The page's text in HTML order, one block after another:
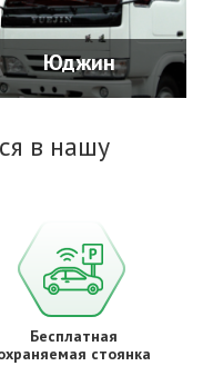
Юджин
в нашу
Бесплатная
стоянка